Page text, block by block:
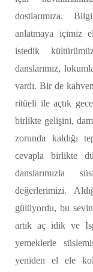
dostlarımıza.
anlatmaya içimiz
istedik
danslarımız,
vardı. Bir de
ritüeli ile açtık
birlikte gelişini,
zorunda kaldığı
cevapla birlikte
danslarımızla
değerlerimizi.
gülüyordu, bu
artık aç idik ve
yemeklerle
yeniden el ele